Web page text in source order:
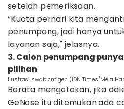
setelah pemeriksaan.
“Kuota perhari kita
penumpang, jadi hanya
layanan saja," jelasnya.
3. Calon penumpang
pilihan
Ilustrasi swab antigen (IDN Times/Mela
Barata mengatakan, jika
GeNose itu ditemukan ada